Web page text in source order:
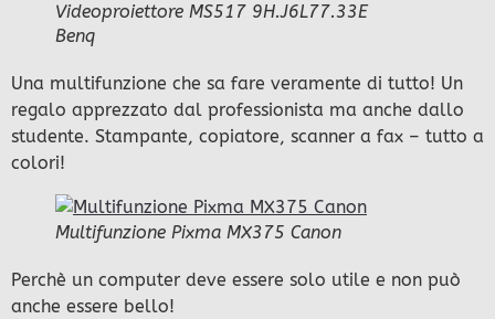
Videoproiettore MS517 9H.J6L77.33E
Benq
Una multifunzione che sa fare veramente di tutto! Un
regalo apprezzato dal professionista ma anche dallo
studente. Stampante, copiatore, scanner a fax – tutto a
colori!
Multifunzione Pixma MX375 Canon
Perchè un computer deve essere solo utile e non può
anche essere bello!